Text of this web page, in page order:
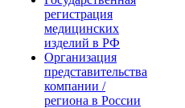
регистрация
медицинских
изделий в РФ
Организация
представительства
компании /
региона в России